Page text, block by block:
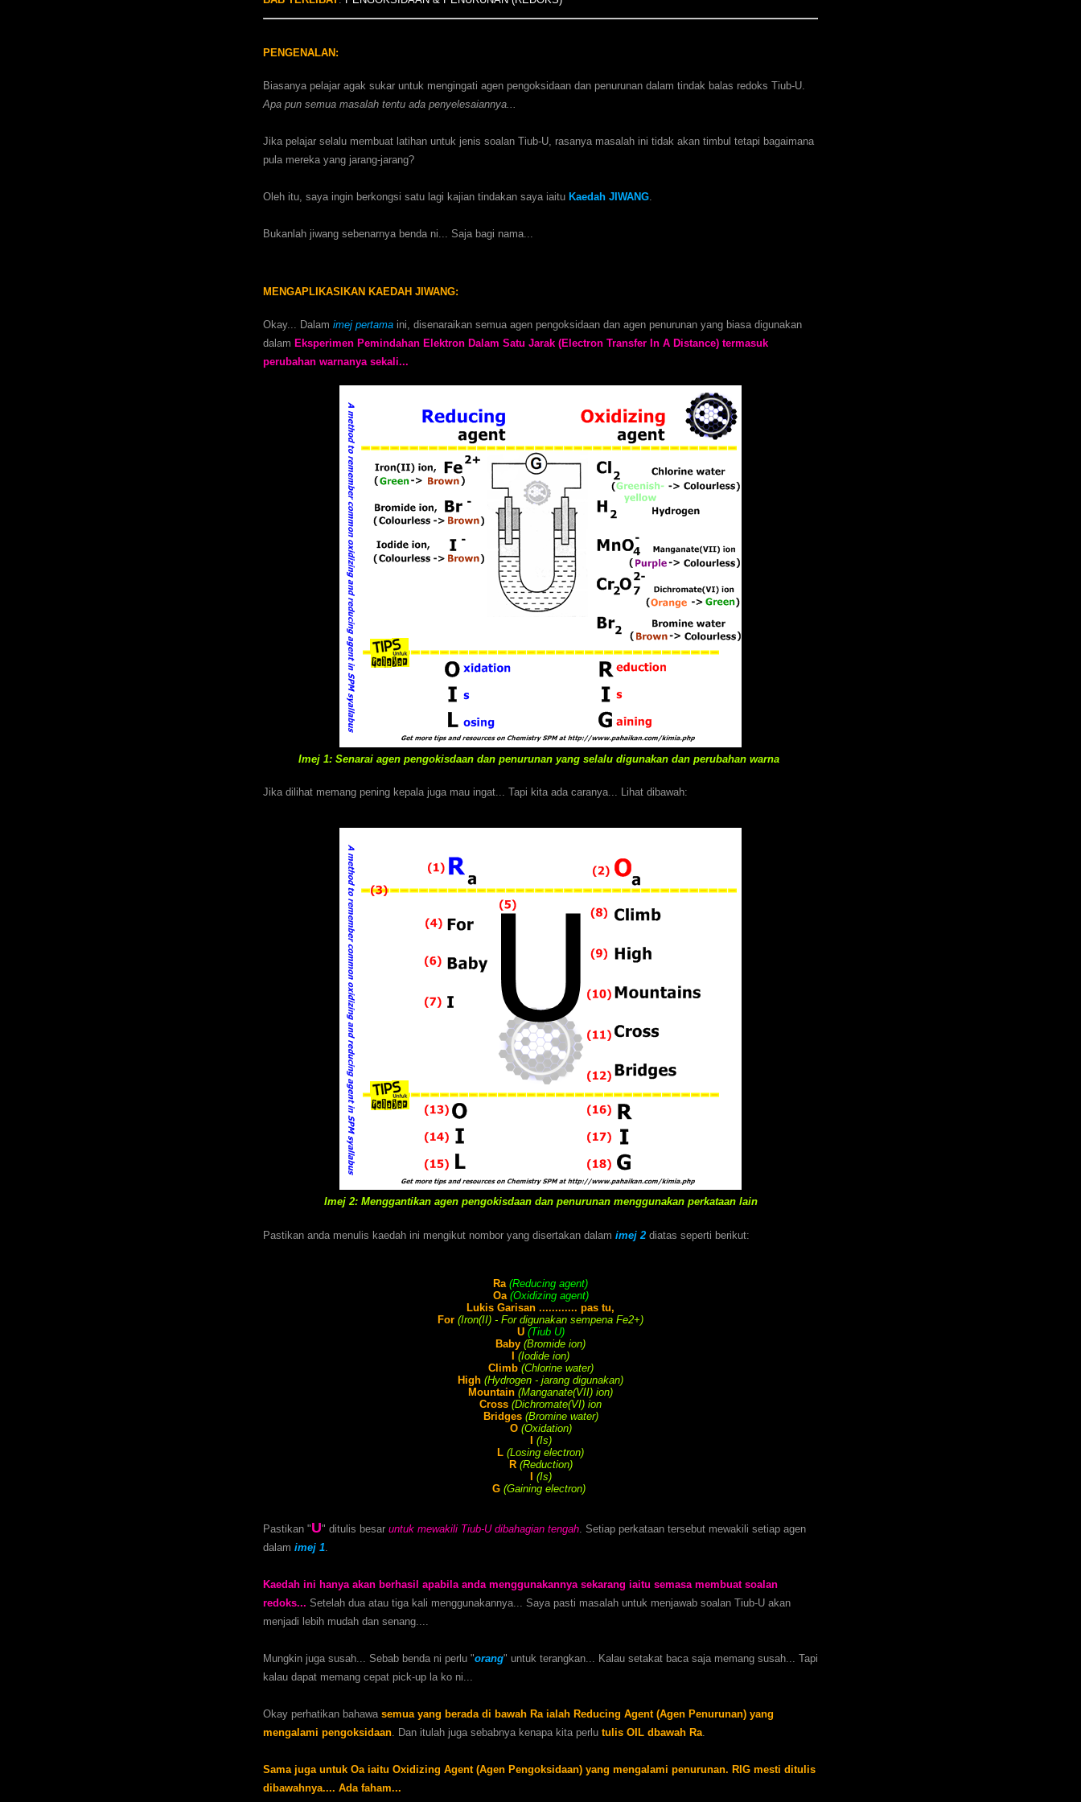
PENGENALAN:
Biasanya pelajar agak sukar untuk mengingati agen pengoksidaan dan penurunan dalam tindak balas redoks Tiub-U.
Apa pun semua masalah tentu ada penyelesaiannya...
Jika pelajar selalu membuat latihan untuk jenis soalan Tiub-U, rasanya masalah ini tidak akan timbul tetapi bagaimana
pula mereka yang jarang-jarang?
Oleh itu, saya ingin berkongsi satu lagi kajian tindakan saya iaitu Kaedah JIWANG.
Bukanlah jiwang sebenarnya benda ni... Saja bagi nama...
MENGAPLIKASIKAN KAEDAH JIWANG:
Okay... Dalam imej pertama ini, disenaraikan semua agen pengoksidaan dan agen penurunan yang biasa digunakan
dalam Eksperimen Pemindahan Elektron Dalam Satu Jarak (Electron Transfer In A Distance) termasuk
perubahan warnanya sekali...
Imej 1: Senarai agen pengokisdaan dan penurunan yang selalu digunakan dan perubahan warna
Jika dilihat memang pening kepala juga mau ingat... Tapi kita ada caranya... Lihat dibawah:
Imej 2: Menggantikan agen pengokisdaan dan penurunan menggunakan perkataan lain
Pastikan anda menulis kaedah ini mengikut nombor yang disertakan dalam imej 2 diatas seperti berikut:
Ra (Reducing agent)
Oa (Oxidizing agent)
Lukis Garisan ............ pas tu,
For (Iron(II) - For digunakan sempena Fe2+)
U (Tiub U)
Baby (Bromide ion)
I (Iodide ion)
Climb (Chlorine water)
High (Hydrogen - jarang digunakan)
Mountain (Manganate(VII) ion)
Cross (Dichromate(VI) ion
Bridges (Bromine water)
O (Oxidation)
I (Is)
L (Losing electron)
R (Reduction)
I (Is)
G (Gaining electron)
Pastikan "U" ditulis besar untuk mewakili Tiub-U dibahagian tengah . Setiap perkataan tersebut mewakili setiap agen
dalam imej 1
Kaedah ini hanya akan berhasil apabila anda menggunakannya sekarang iaitu semasa membuat soalan
redoks... Setelah dua atau tiga kali menggunakannya... Saya pasti masalah untuk menjawab soalan Tiub-U akan
menjadi lebih mudah dan senang....
Mungkin juga susah... Sebab benda ni perlu "orang" untuk terangkan... Kalau setakat baca saja memang susah... Tapi
kalau dapat memang cepat pick-up la ko ni...
Okay perhatikan bahawa semua yang berada di bawah Ra ialah Reducing Agent (Agen Penurunan) yang
mengalami pengoksidaan . Dan itulah juga sebabnya kenapa kita perlu tulis OIL dbawah Ra
Sama juga untuk Oa iaitu Oxidizing Agent (Agen Pengoksidaan) yang mengalami penurunan. RIG mesti ditulis
dibawahnya.... Ada faham...